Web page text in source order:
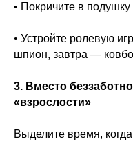
• Покричите в подушку
• Устройте ролевую
шпион, завтра —
3. Вместо
«взрослости»
Выделите время, когда